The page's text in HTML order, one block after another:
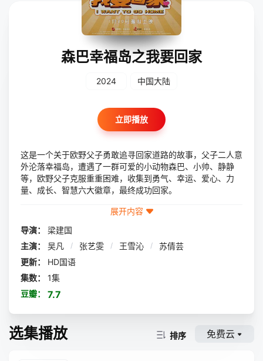
森巴幸福岛之我要回家
2024 中国大陆
立即播放
这是一个关于欧野父子勇敢追寻回家道路的故事，父子二人意
外沦落幸福岛，遭遇了一群可爱的小动物森巴、小帅、静静
等，欧野父子克服重重困难，收集到勇气、幸运、爱心、力
量、成长、智慧六大徽章，最终成功回家。
展开内容
导演：
梁建国
主演：
吴凡 / 张艺雯 / 王雪沁 /
苏倩芸
更新：
HD国语
集数：
1集
豆瓣：
7.7
选集播放 排序 免费云